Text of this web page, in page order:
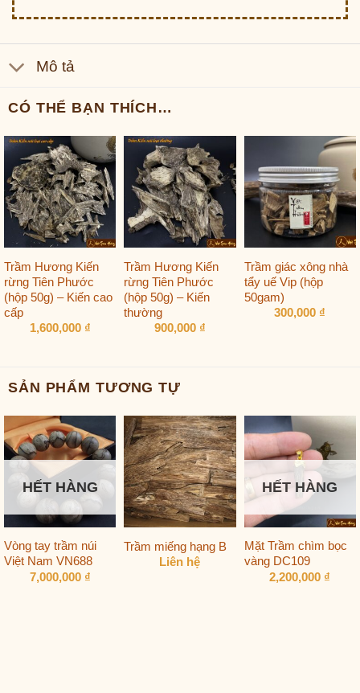
Mô tả
CÓ THỂ BẠN THÍCH…
Trầm Hương Kiến
rừng Tiên Phước
(hộp 50g) – Kiến cao
cấp
1,600,000 ₫
Trầm Hương Kiến
rừng Tiên Phước
(hộp 50g) – Kiến
thường
900,000 ₫
Trầm giác xông nhà
tẩy uế Vip (hộp
50gam)
300,000 ₫
SẢN PHẨM TƯƠNG TỰ
HẾT HÀNG
Vòng tay trầm núi
Việt Nam VN688
7,000,000 ₫
Trầm miếng hạng B
Liên hệ
HẾT HÀNG
Mặt Trầm chìm bọc
vàng DC109
2,200,000 ₫